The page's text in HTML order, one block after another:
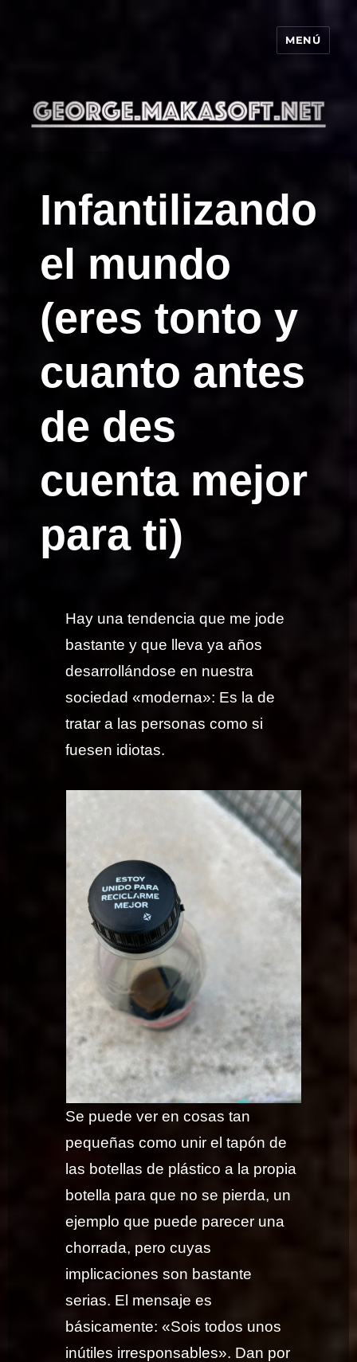
MENÚ
Infantilizando
el mundo
(eres tonto y
cuanto antes
de des
cuenta mejor
para ti)
Hay una tendencia que me jode
bastante y que lleva ya años
desarrollándose en nuestra
sociedad «moderna»: Es la de
tratar a las personas como si
fuesen idiotas.
Se puede ver en cosas tan
pequeñas como unir el tapón de
las botellas de plástico a la propia
botella para que no se pierda, un
ejemplo que puede parecer una
chorrada, pero cuyas
implicaciones son bastante
serias. El mensaje es
básicamente: «Sois todos unos
inútiles irresponsables». Dan por